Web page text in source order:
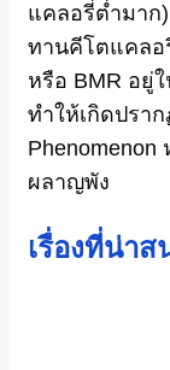
แคลอรี่ต่ำมาก
ทานคีโตแคลอ
หรือ BMR อยู่
ทำให้เกิดปรา
Phenomenon
ผลาญพัง
เรื่องที่น่าส